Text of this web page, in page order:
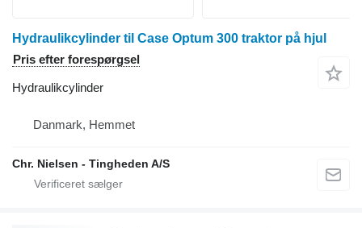
Hydraulikcylinder til Case Optum 300 traktor på hjul
Pris efter forespørgsel
Hydraulikcylinder
Danmark, Hemmet
Chr. Nielsen - Tingheden A/S